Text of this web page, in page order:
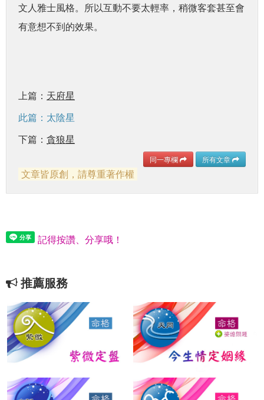
文人雅士風格。所以互動不要太輕率，稍微客套甚至會
有意想不到的效果。
上篇： 天府星
此篇：太陰星
下篇： 貪狼星
同一專欄 所有文章
文章皆原創，請尊重著作權
記得按讚、分享哦！
推薦服務